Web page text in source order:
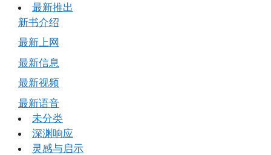
最新推出
新书介绍
最新上网
最新信息
最新视频
最新语音
未分类
深渊响应
灵感与启示